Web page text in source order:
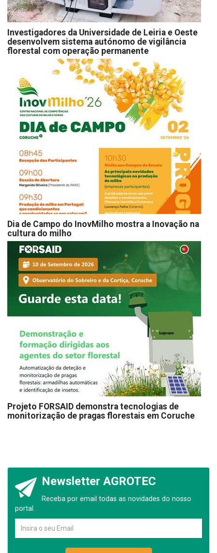
Investigadores da Universidade de Leiria e Oeste
desenvolvem sistema autónomo de vigilância
florestal com operação permanente
Dia de Campo do InovMilho mostra a Inovação na
cultura do milho
Projeto FORSAID demonstra tecnologias de
monitorização de pragas florestais em Coruche
Newsletter AGROTEC
Receba por email todas as novidades do nosso
portal.